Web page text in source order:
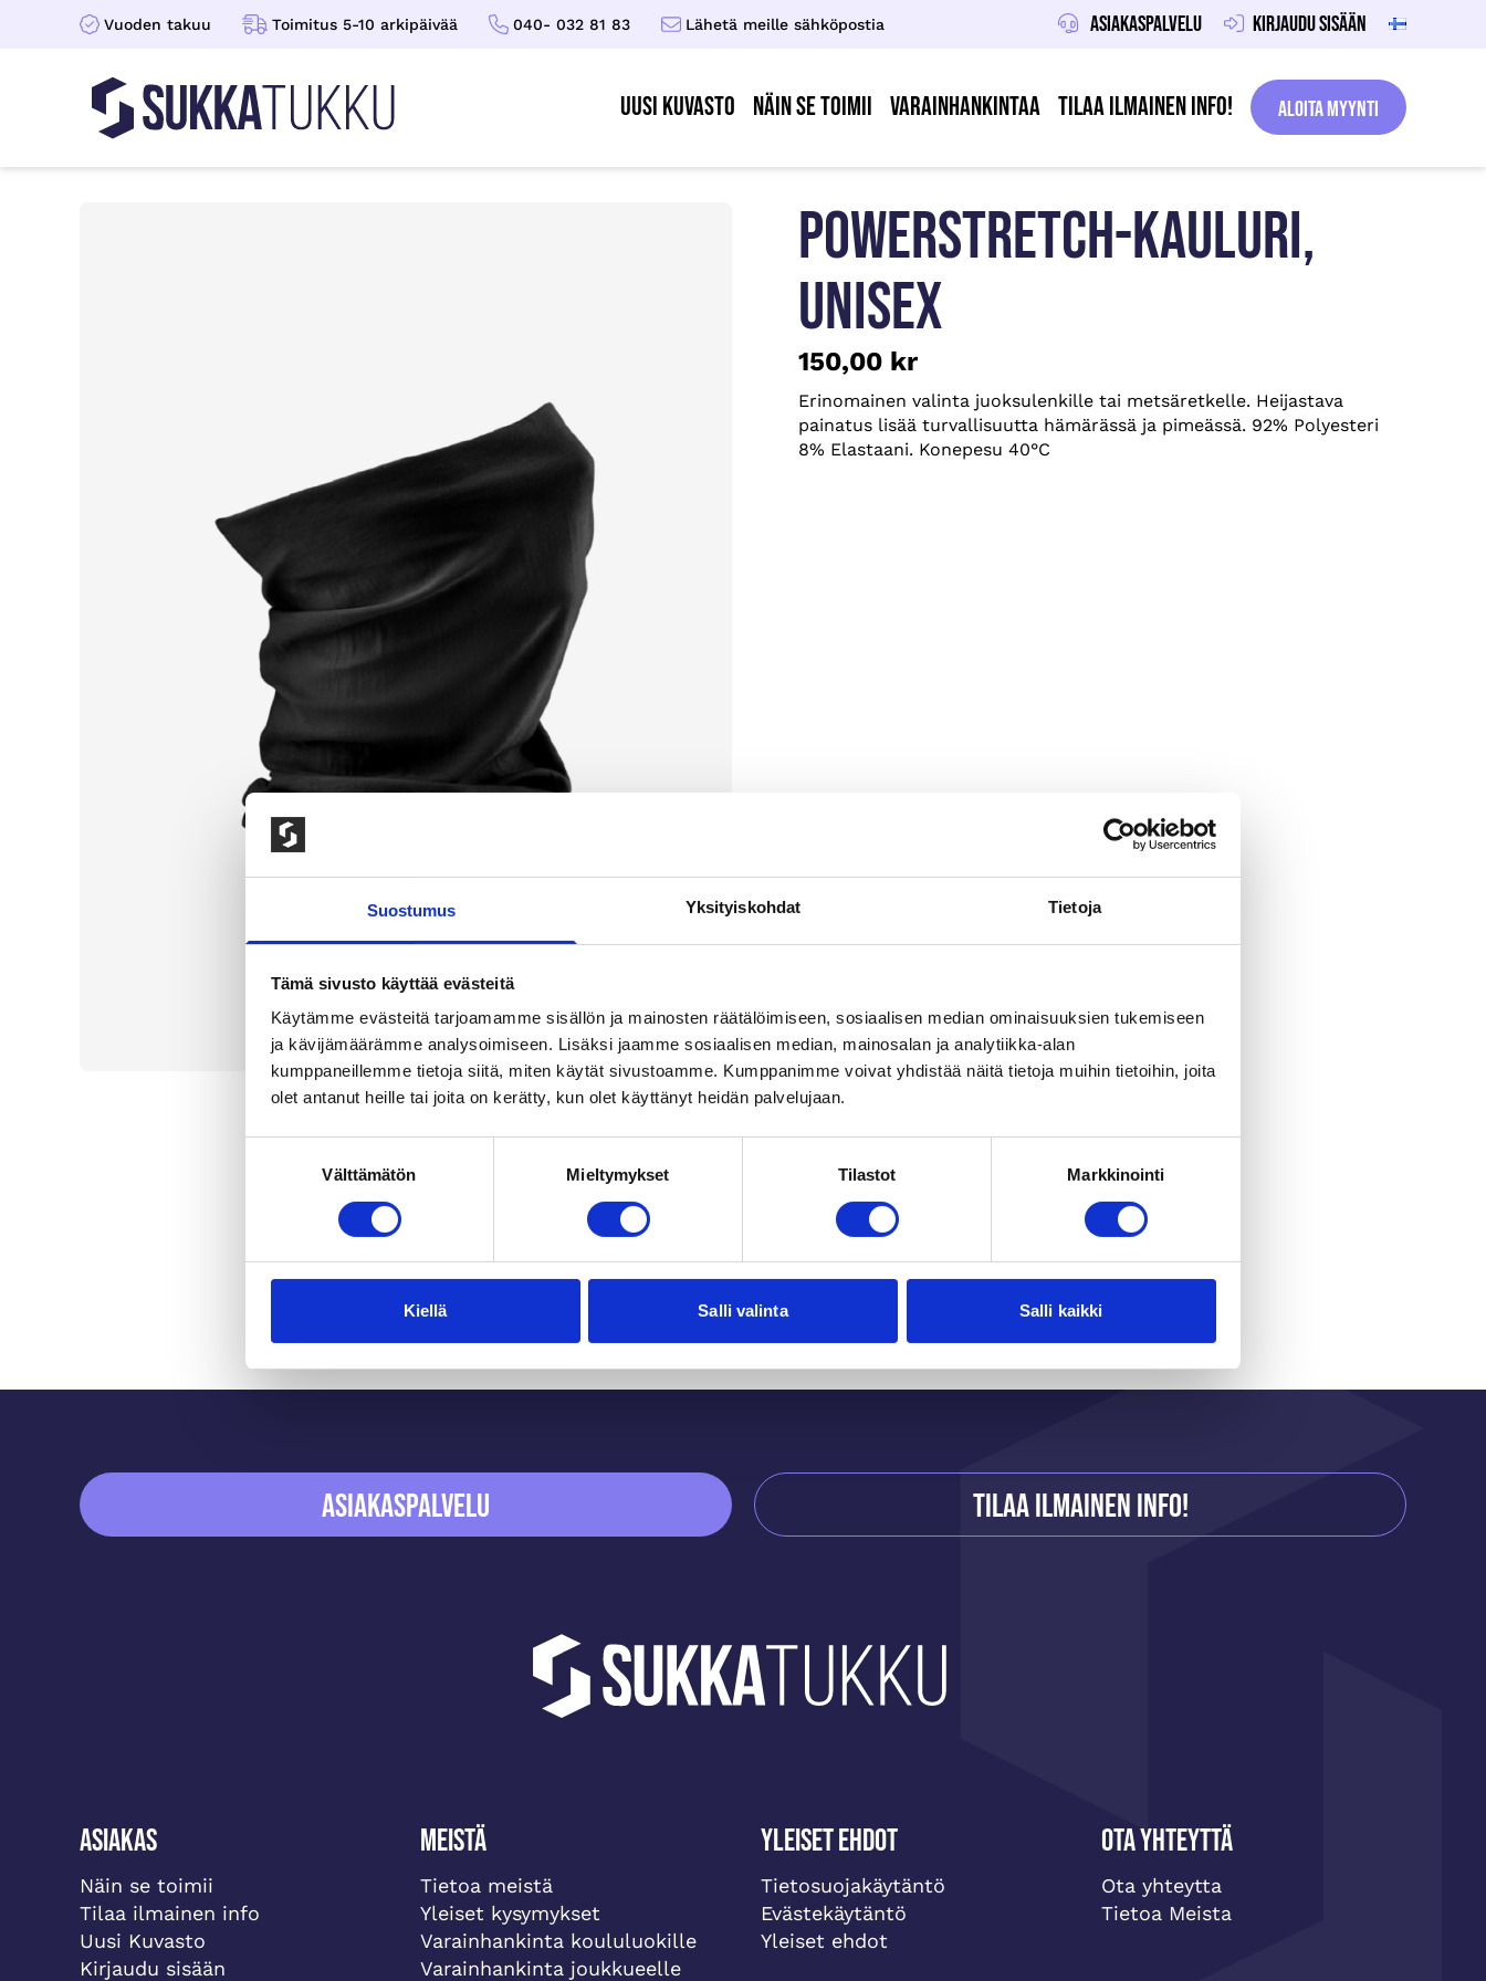
Suostumus Yksityiskohdat Tietoja
Tämä sivusto käyttää evästeitä
Käytämme evästeitä tarjoamamme sisällön ja mainosten räätälöimiseen, sosiaalisen median ominaisuuksien tukemiseen
ja kävijämäärämme analysoimiseen. Lisäksi jaamme sosiaalisen median, mainosalan ja analytiikka-alan
kumppaneillemme tietoja siitä, miten käytät sivustoamme. Kumppanimme voivat yhdistää näitä tietoja muihin tietoihin, joita
olet antanut heille tai joita on kerätty, kun olet käyttänyt heidän palvelujaan.
Välttämätön Mieltymykset Tilastot Markkinointi
Kiellä Salli valinta Salli kaikki
Vuoden takuu Toimitus 5-10 arkipäivää 040- 032 81 83 Lähetä meille sähköpostia Asiakaspalvelu Kirjaudu sisään
Sukkatukku
UUSI KUVASTO Näin se toimii Varainhankintaa Tilaa ilmainen info! Aloita Myynti
POWERSTRETCH-KAULURI,
UNISEX
150,00 kr
Erinomainen valinta juoksulenkille tai metsäretkelle. Heijastava
painatus lisää turvallisuutta hämärässä ja pimeässä. 92% Polyesteri
8% Elastaani. Konepesu 40°C
Du kanske också gillar
ASIAKASPALVELU Tilaa ilmainen info!
Asiakas
Näin se toimii
Tilaa ilmainen info
Uusi Kuvasto
Kirjaudu sisään
Meistä
Tietoa meistä
Yleiset kysymykset
Varainhankinta koululuokille
Varainhankinta joukkueelle
Yleiset ehdot
Tietosuojakäytäntö
Evästekäytäntö
Yleiset ehdot
Ota yhteyttä
Ota yhteytta
Tietoa Meista